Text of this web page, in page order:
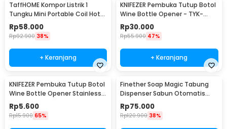
TaffHOME Kompor Listrik 1
Tungku Mini Portable Coil Hot
Plate 500W - C1-1000-03
Rp58.000
Rp92.900 38%
+ Keranjang
KNIFEZER Pembuka Tutup Botol
Wine Bottle Opener - TYK-
074B
Rp30.000
Rp55.900 47%
+ Keranjang
KNIFEZER Pembuka Tutup Botol
Wine Bottle Opener Stainless
Steel - WS01
Rp5.600
Rp15.900 65%
Finether Soap Magic Tabung
Dispenser Sabun Otomatis
400ml - AD-03
Rp75.000
Rp120.900 38%